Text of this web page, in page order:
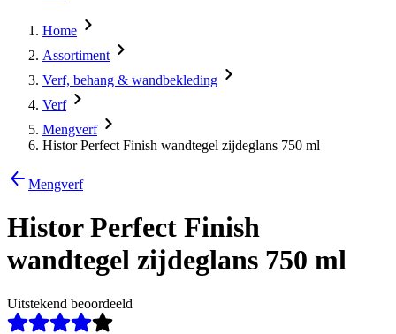
Home
Assortiment
Verf, behang & wandbekleding
Verf
Mengverf
Histor Perfect Finish wandtegel zijdeglans 750 ml
Mengverf
Histor Perfect Finish
wandtegel zijdeglans 750 ml
Uitstekend beoordeeld